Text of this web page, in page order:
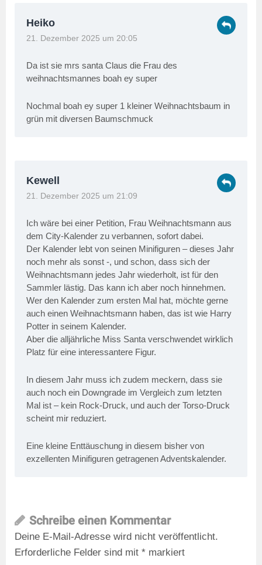
Heiko
21. Dezember 2025 um 20:05
Da ist sie mrs santa Claus die Frau des
weihnachtsmannes boah ey super
Nochmal boah ey super 1 kleiner Weihnachtsbaum in
grün mit diversen Baumschmuck
Kewell
21. Dezember 2025 um 21:09
Ich wäre bei einer Petition, Frau Weihnachtsmann aus
dem City-Kalender zu verbannen, sofort dabei.
Der Kalender lebt von seinen Minifiguren – dieses Jahr
noch mehr als sonst -, und schon, dass sich der
Weihnachtsmann jedes Jahr wiederholt, ist für den
Sammler lästig. Das kann ich aber noch hinnehmen.
Wer den Kalender zum ersten Mal hat, möchte gerne
auch einen Weihnachtsmann haben, das ist wie Harry
Potter in seinem Kalender.
Aber die alljährliche Miss Santa verschwendet wirklich
Platz für eine interessantere Figur.
In diesem Jahr muss ich zudem meckern, dass sie
auch noch ein Downgrade im Vergleich zum letzten
Mal ist – kein Rock-Druck, und auch der Torso-Druck
scheint mir reduziert.
Eine kleine Enttäuschung in diesem bisher von
exzellenten Minifiguren getragenen Adventskalender.
Schreibe einen Kommentar
Deine E-Mail-Adresse wird nicht veröffentlicht.
Erforderliche Felder sind mit * markiert